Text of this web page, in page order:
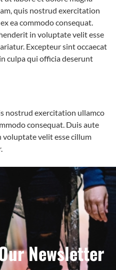
quis nostrud exercitation
ea commodo consequat.
in voluptate velit esse
Excepteur sint occaecat
culpa qui officia deserunt
nostrud exercitation ullamco
consequat. Duis aute
velit esse cillum
Newsletter